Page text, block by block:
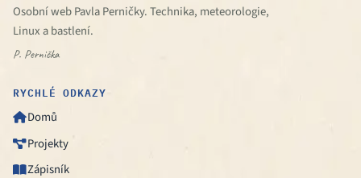
Osobní web Pavla Perničky. Technika, meteorologie,
Linux a bastlení.
P. Pernička
RYCHLÉ ODKAZY
Domů
Projekty
Zápisník